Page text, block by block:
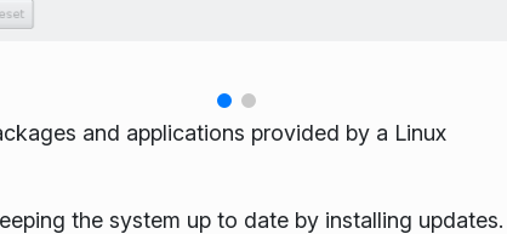
and applications provided by a Linux
the system up to date by installing updates.